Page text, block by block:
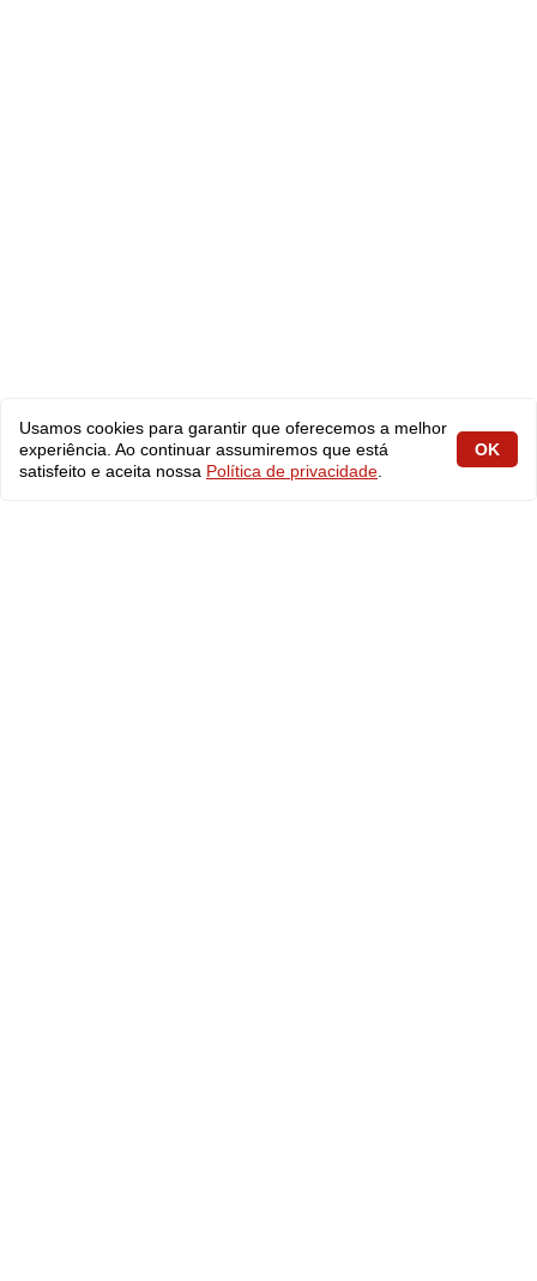
Usamos cookies para garantir que oferecemos a melhor
experiência. Ao continuar assumiremos que está
satisfeito e aceita nossa Política de privacidade
OK